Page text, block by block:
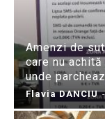
Amenzi de
care nu
unde
Flavia DANCIU -